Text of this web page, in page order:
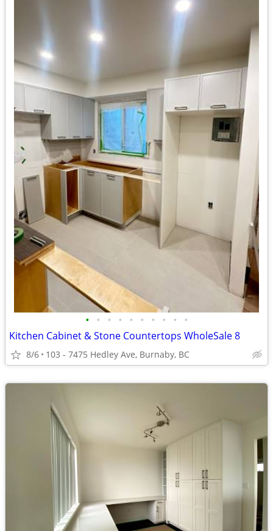
• • • • • • • • • •
Kitchen Cabinet & Stone Countertops WholeSale 8
8/6 103 - 7475 Hedley Ave, Burnaby, BC